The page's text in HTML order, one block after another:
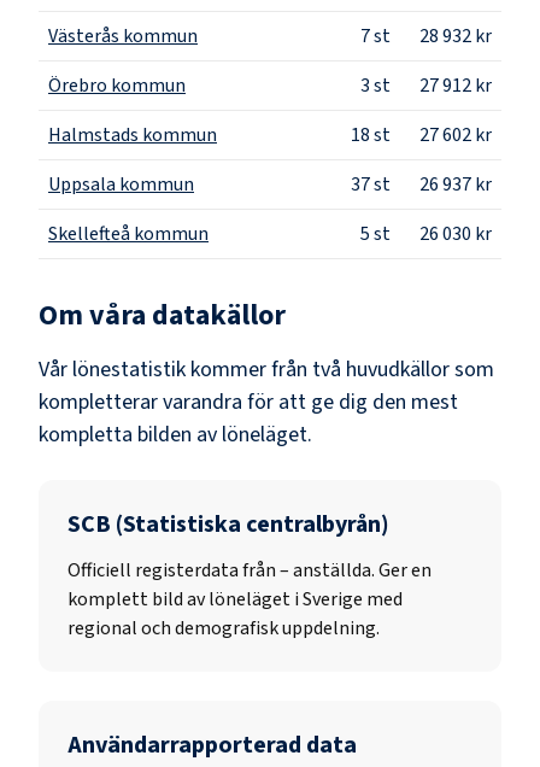
Västerås kommun
7st
28 932 kr
Örebro kommun
3st
27 912 kr
Halmstads kommun
18st
27 602 kr
Uppsala kommun
37st
26 937 kr
Skellefteå kommun
5st 26 030 kr
Om våra datakällor
Vår lönestatistik kommer från två huvudkällor som
kompletterar varandra för att ge dig den mest
kompletta bilden av löneläget.
SCB (Statistiska centralbyrån)
Officiell registerdata från–anställda. Ger en
komplett bild av löneläget i Sverige med
regional och demografisk uppdelning.
Användarrapporterad data